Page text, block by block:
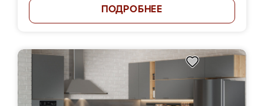
ПОДРОБНЕЕ